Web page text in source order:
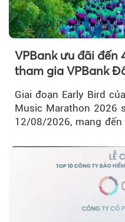
VPBank ưu đãi đến
tham gia VPBank
Giai đoạn Early Bird
Music Marathon 2026
12/08/2026, mang